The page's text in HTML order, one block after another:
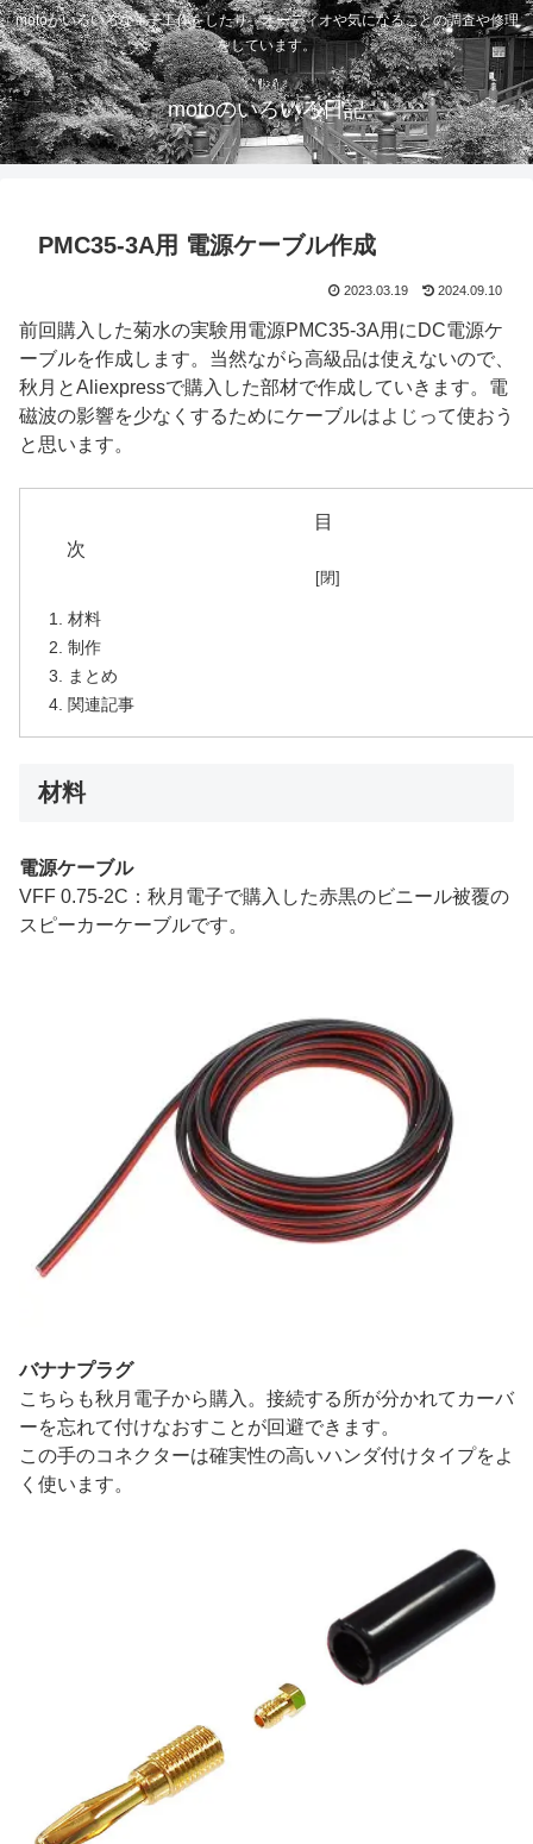
motoがいろいろな電子工作をしたり、オーディオや気になることの調査や修理
をしています。
motoのいろいろ日記
PMC35-3A用 電源ケーブル作成
2023.03.19 2024.09.10
前回購入した菊水の実験用電源PMC35-3A用にDC電源ケ
ーブルを作成します。当然ながら高級品は使えないので、
秋月とAliexpressで購入した部材で作成していきます。電
磁波の影響を少なくするためにケーブルはよじって使おう
と思います。
目
材料
制作
まとめ
関連記事
材料
電源ケーブル
VFF 0.75-2C：秋月電子で購入した赤黒のビニール被覆の
スピーカーケーブルです。
バナナプラグ
こちらも秋月電子から購入。接続する所が分かれてカーバ
ーを忘れて付けなおすことが回避できます。
この手のコネクターは確実性の高いハンダ付けタイプをよ
く使います。